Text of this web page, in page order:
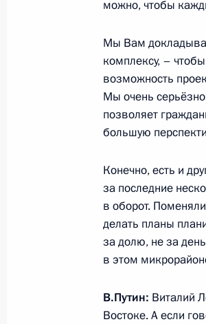
19 октября 2016 года,
Заседание
22 апреля 2016 года,
16 марта 2016 года,
Встреча со
можно, чтобы
Мы Вам
комплексу, –
возможность
Мы очень
позволяет
большую
Конечно, есть и
за последние
в оборот.
делать планы
за долю, не за
в этом
В.Путин: Виталий
Востоке. А если